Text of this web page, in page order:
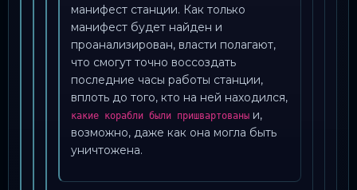
манифест станции. Как только
манифест будет найден и
проанализирован, власти полагают,
что смогут точно воссоздать
последние часы работы станции,
вплоть до того, кто на ней находился,
какие корабли были пришвартованы и,
возможно, даже как она могла быть
уничтожена.